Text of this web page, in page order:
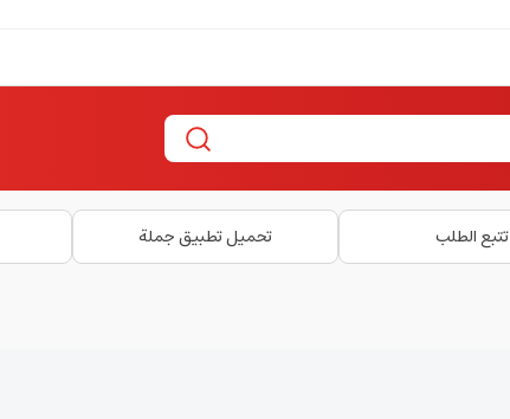
تتبع الطلب تحميل تطبيق جملة